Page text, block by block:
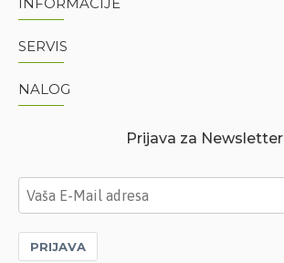
SERVIS
NALOG
Prijava za Newsletter
PRIJAVA